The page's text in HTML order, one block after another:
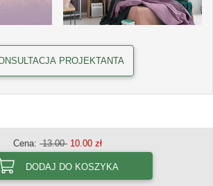
PROJEKTANTA
Cena: 13.00 10.00 zł
DODAJ DO KOSZYKA